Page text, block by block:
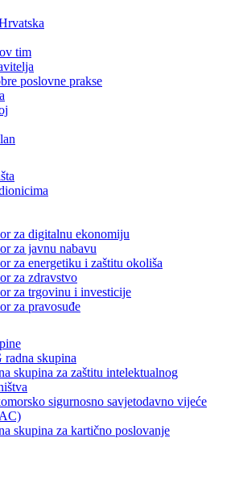
tim
poslovne prakse
za digitalnu ekonomiju
za javnu nabavu
za energetiku i zaštitu okoliša
za zdravstvo
za trgovinu i investicije
za pravosuđe
radna skupina
skupina za zaštitu intelektualnog
sigurnosno savjetodavno vijeće
skupina za kartično poslovanje